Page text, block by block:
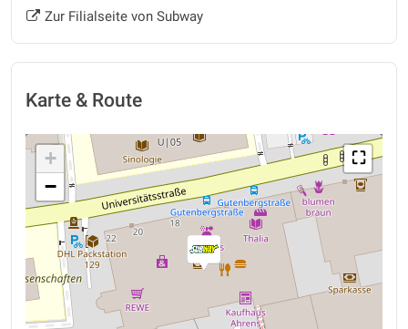
Zur Filialseite von Subway
Karte & Route
⛶
+
−